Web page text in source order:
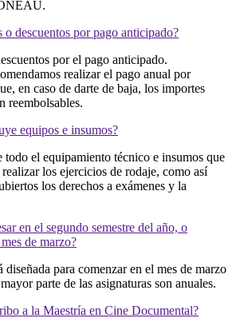
o descuentos por pago anticipado?
por el pago anticipado.
realizar el pago anual por
en caso de darte de baja, los importes
reembolsables.
equipos e insumos?
todo el equipamiento técnico e insumos que
realizar los ejercicios de rodaje, como así
los derechos a exámenes y la
en el segundo semestre del año, o
de marzo?
diseñada para comenzar en el mes de marzo
parte de las asignaturas son anuales.
a la Maestría en Cine Documental?